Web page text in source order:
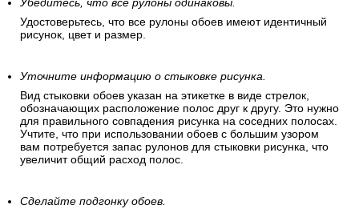
Убедитесь, что все рулоны одинаковы.
Удостоверьтесь, что все рулоны обоев имеют идентичный
рисунок, цвет и размер.
Уточните информацию о стыковке рисунка.
Вид стыковки обоев указан на этикетке в виде стрелок,
обозначающих расположение полос друг к другу. Это нужно
для правильного совпадения рисунка на соседних полосах.
Учтите, что при использовании обоев с большим узором
вам потребуется запас рулонов для стыковки рисунка, что
увеличит общий расход полос.
Сделайте подгонку обоев.